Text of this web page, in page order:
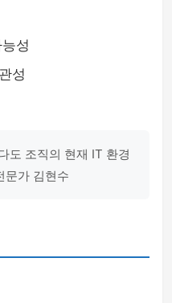
성
성
도 조직의 현재 IT 환경
문가 김현수